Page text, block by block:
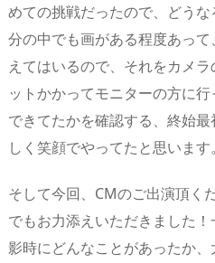
めての挑戦だったので、どう
分の中でも画がある程度あっ
えてはいるので、それをカメ
ットかかってモニターの方に
できてたかを確認する、終始
しく笑顔でやってたと思います。
そして今回、CMのご出演頂く
でもお力添えいただきました
影時にどんなことがあったか、